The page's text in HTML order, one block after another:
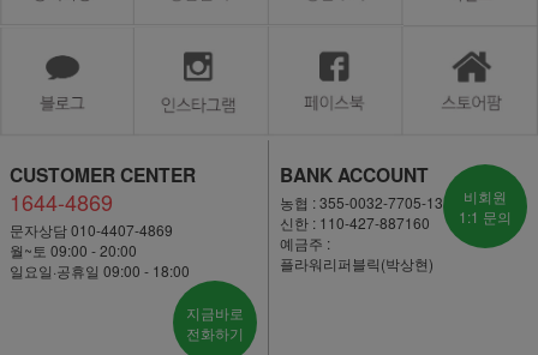
CUSTOMER CENTER
1644-4869
문자상담 010-4407-4869
월~토 09:00 - 20:00
일요일·공휴일 09:00 - 18:00
지금바로
전화하기
BANK ACCOUNT
농협 : 355-0032-7705-13
신한 : 110-427-887160
예금주 :
플라워리퍼블릭(박상현)
비회원
1:1 문의